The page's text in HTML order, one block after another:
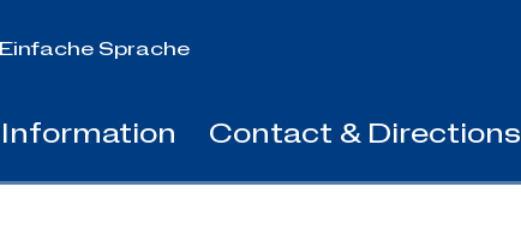
Einfache Sprache
Information Contact & Directions